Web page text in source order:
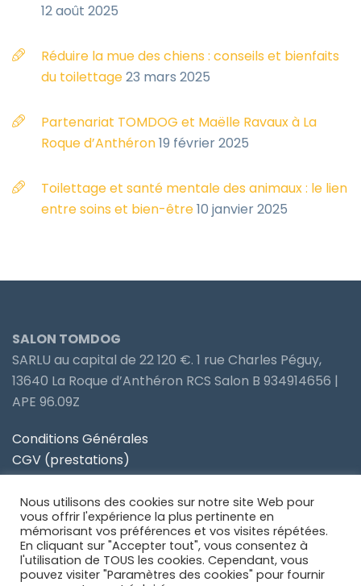
12 août 2025
Réduire la mue des chiens : conseils et bienfaits
du toilettage23 mars 2025
Partenariat TOMDOG et Maëlle Ravaux à La
Roque d’Anthéron19 février 2025
Toilettage et santé mentale des animaux : le lien
entre soins et bien-être10 janvier 2025
SALON TOMDOG
SARLU au capital de 22 120 €. 1 rue Charles Péguy,
13640 La Roque d’Anthéron RCS Salon B 934914656 |
APE 96.09Z
Conditions Générales
CGV (prestations)
Politique de confidentialité
Site partenaire Toiletteur Nos Avis
Site partenaire Anidom
Nous utilisons des cookies sur notre site Web pour
vous offrir l'expérience la plus pertinente en
mémorisant vos préférences et vos visites répétées.
En cliquant sur "Accepter tout", vous consentez à
l'utilisation de TOUS les cookies. Cependant, vous
pouvez visiter "Paramètres des cookies" pour fournir